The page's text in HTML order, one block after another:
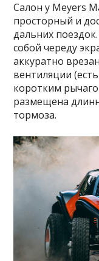
Салон у Meyers
просторный и
дальних
собой череду
аккуратно
вентиляции
коротким
размещена
тормоза.